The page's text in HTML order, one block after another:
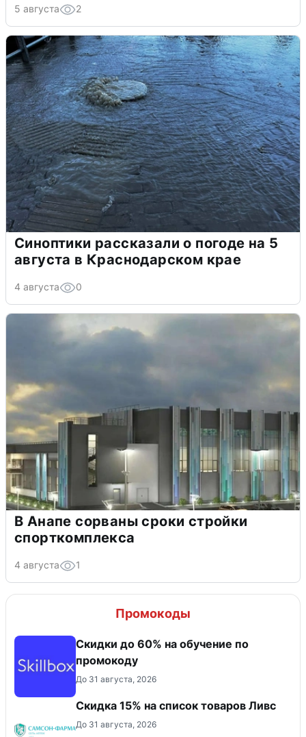
5 августа 2
Синоптики рассказали о погоде на 5
августа в Краснодарском крае
4 августа 0
В Анапе сорваны сроки стройки
спорткомплекса
4 августа 1
Промокоды
Скидки до 60% на обучение по
промокоду
До 31 августа, 2026
Скидка 15% на список товаров Ливс
До 31 августа, 2026